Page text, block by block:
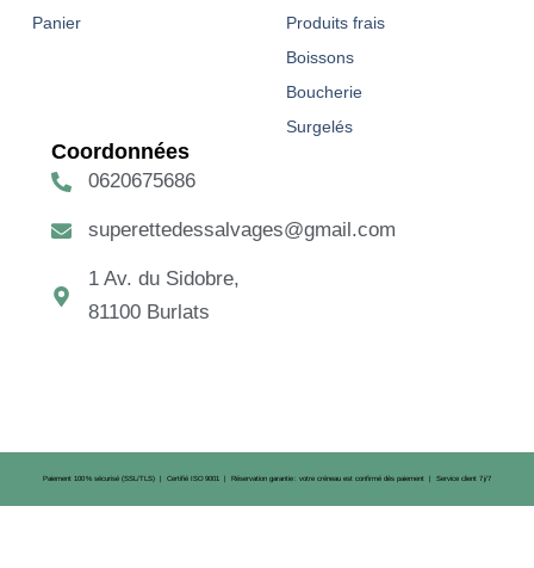
Panier
Produits frais
Boissons
Boucherie
Surgelés
Coordonnées
0620675686
superettedessalvages@gmail.com
1 Av. du Sidobre,
81100 Burlats
Paiement 100 % sécurisé (SSL/TLS) | Certifié ISO 9001 | Réservation garantie : votre créneau est confirmé dès paiement | Service client 7 j/7